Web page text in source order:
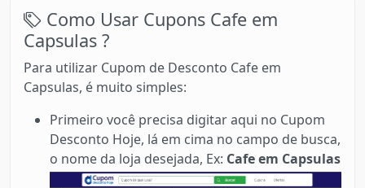
Como Usar Cupons Cafe em
Capsulas ?
Para utilizar Cupom de Desconto Cafe em
Capsulas, é muito simples:
Primeiro você precisa digitar aqui no Cupom
Desconto Hoje, lá em cima no campo de busca,
o nome da loja desejada, Ex: Cafe em Capsulas